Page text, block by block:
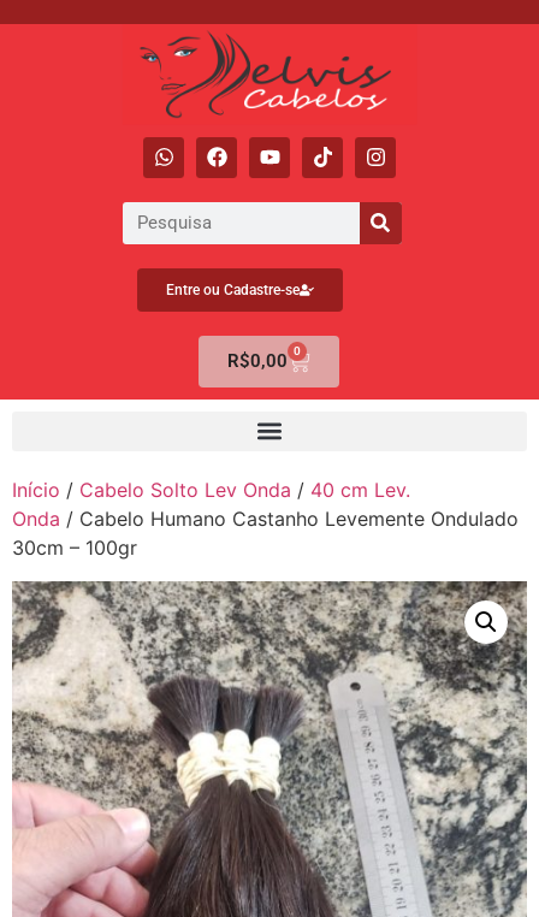
Entre ou Cadastre-se
R$0,00 0
Início / Cabelo Solto Lev Onda / 40 cm Lev.
Onda / Cabelo Humano Castanho Levemente Ondulado
30cm – 100gr